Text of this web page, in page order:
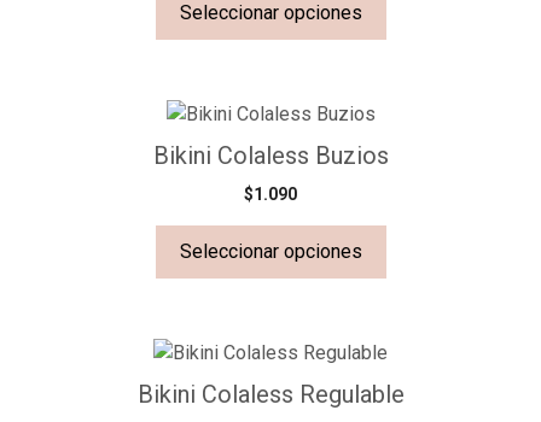
Seleccionar opciones
Bikini Colaless Buzios
$1.090
Seleccionar opciones
Bikini Colaless Regulable